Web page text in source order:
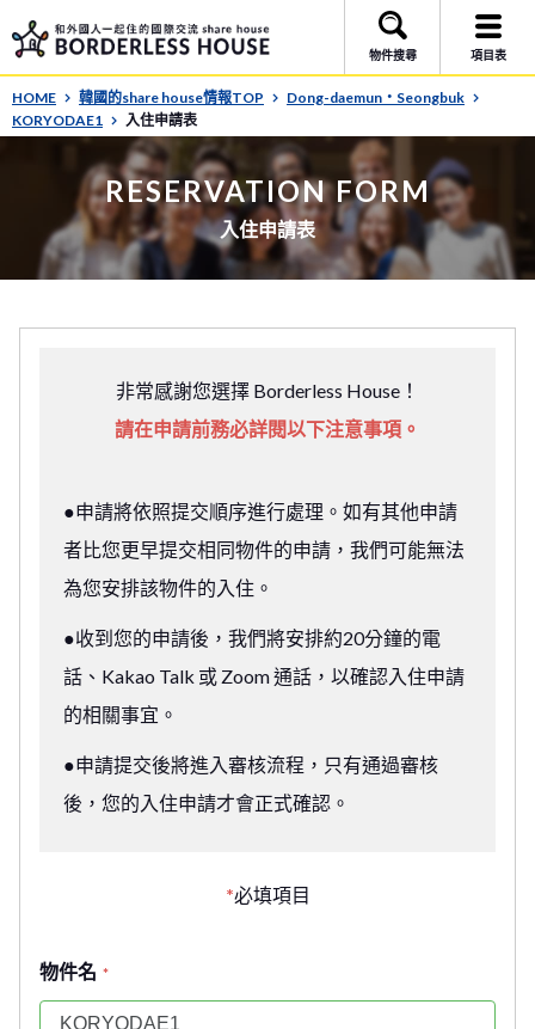
物件搜尋 項目表
HOME 韓國的share house情報TOP
Dong-daemun・Seongbuk
KORYODAE1
入住申請表
RESERVATION FORM
入住申請表
非常感謝您選擇 Borderless House！
請在申請前務必詳閱以下注意事項。
●申請將依照提交順序進行處理。如有其他申請
者比您更早提交相同物件的申請，我們可能無法
為您安排該物件的入住。
●收到您的申請後，我們將安排約20分鐘的電
話、Kakao Talk 或 Zoom 通話，以確認入住申請
的相關事宜。
●申請提交後將進入審核流程，只有通過審核
後，您的入住申請才會正式確認。
*必填項目
物件名 *